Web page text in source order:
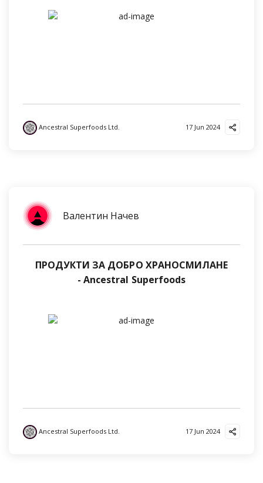
Ancestral Superfoods Ltd. 17 Jun 2024
Валентин Начев
ПРОДУКТИ ЗА ДОБРО ХРАНОСМИЛАНЕ
- Ancestral Superfoods
Ancestral Superfoods Ltd. 17 Jun 2024